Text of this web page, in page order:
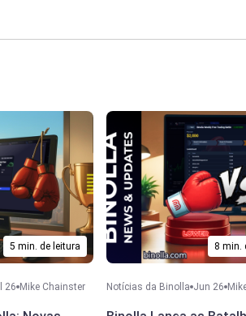
5 min. de leitura
26 Mike Chainster
8 min.
Notícias da Binolla Jun 26